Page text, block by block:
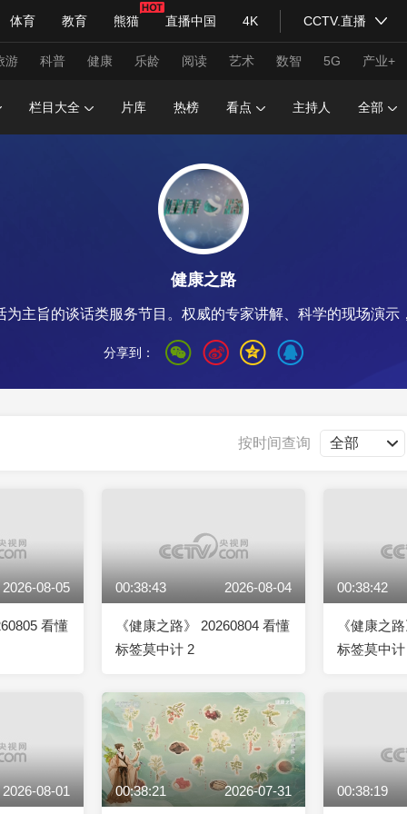
体育 教育 熊猫 直播中国 4K CCTV.直播
妙语 热解读 天天学习
持人 下载央视影音
游 科普 健康 乐龄 阅读 艺术 数智 5G 产业+
人物 公益
央视网评 光华锐评
全景新闻
入列 人生第一次 人生第二次
NBA 中超 国足 国际足球
体育江湖 文化体育 冰雪道路 足球道路
科普 健康 乐龄 阅读
热播榜 总台企业白名单
栏目大全 片库 热榜 看点 主持人 全部
健康之路
主旨的谈话类服务节目。权威的专家讲解、科学的现场演
分享到：
按时间查询
2026-08-05
看懂
00:38:43 2026-08-04
《健康之路》 20260804 看懂
标签莫中计 2
00:38:42
《健康之
标签莫中
2026-08-01 00:38:21 2026-07-31 00:38:19